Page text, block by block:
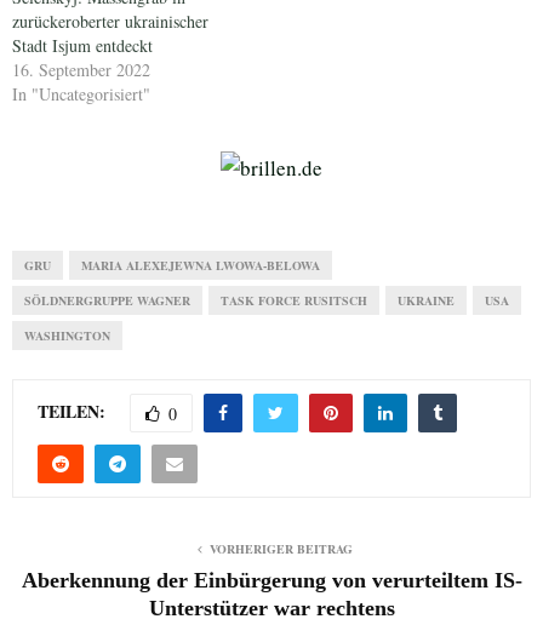
zurückeroberter ukrainischer
Stadt Isjum entdeckt
16. September 2022
In "Uncategorisiert"
GRU MARIA ALEXEJEWNA LWOWA-BELOWA
SÖLDNERGRUPPE WAGNER TASK FORCE RUSITSCH UKRAINE USA
WASHINGTON
TEILEN: 0
VORHERIGER BEITRAG
Aberkennung der Einbürgerung von verurteiltem IS-
Unterstützer war rechtens